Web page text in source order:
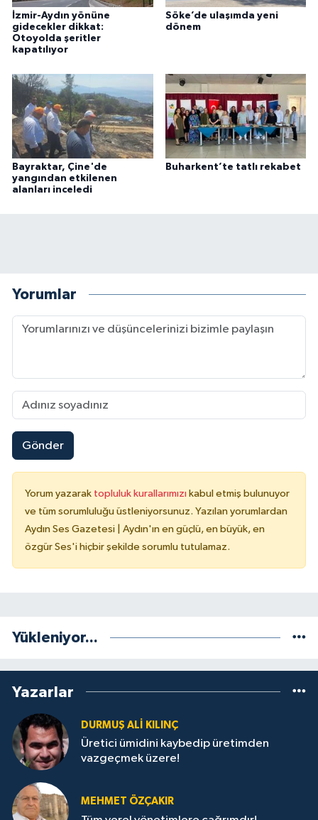
İzmir-Aydın yönüne
gidecekler dikkat:
Otoyolda şeritler
kapatılıyor
Söke’de ulaşımda yeni
dönem
Bayraktar, Çine'de
yangından etkilenen
alanları inceledi
Buharkent’te tatlı rekabet
Yorumlar
Gönder
Yorum yazarak topluluk kurallarımızı kabul etmiş bulunuyor
ve tüm sorumluluğu üstleniyorsunuz. Yazılan yorumlardan
Aydın Ses Gazetesi | Aydın'ın en güçlü, en büyük, en
özgür Ses'i hiçbir şekilde sorumlu tutulamaz.
Yükleniyor...
Yazarlar
DURMUŞ ALI KILINÇ
Üretici ümidini kaybedip üretimden
vazgeçmek üzere!
MEHMET ÖZÇAKIR